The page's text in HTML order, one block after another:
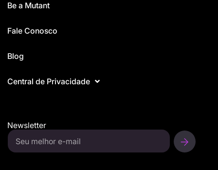
Be a Mutant
Fale Conosco
Blog
Central de Privacidade
Newsletter